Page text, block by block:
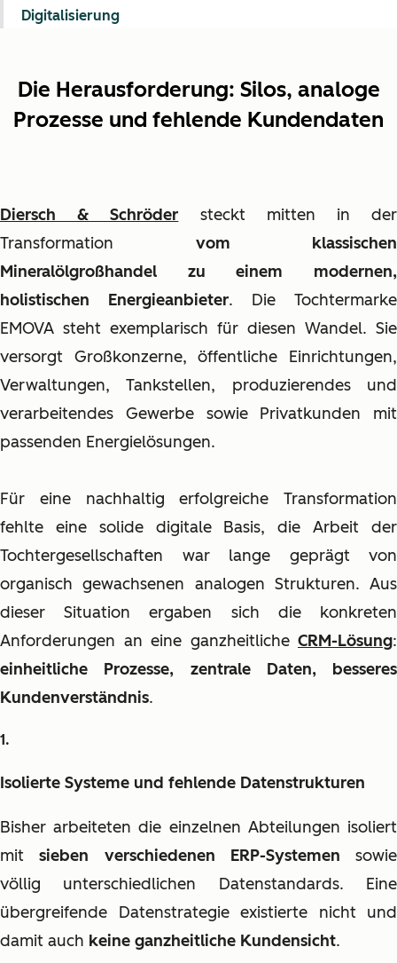
Die Herausforderung: Silos, analoge
Prozesse und fehlende Kundendaten
Diersch & Schröder steckt mitten in der
Transformation vom klassischen
Mineralölgroßhandel zu einem modernen,
holistischen Energieanbieter. Die Tochtermarke
EMOVA steht exemplarisch für diesen Wandel. Sie
versorgt Großkonzerne, öffentliche Einrichtungen,
Verwaltungen, Tankstellen, produzierendes und
verarbeitendes Gewerbe sowie Privatkunden mit
passenden Energielösungen.
Für eine nachhaltig erfolgreiche Transformation
fehlte eine solide digitale Basis, die Arbeit der
Tochtergesellschaften war lange geprägt von
organisch gewachsenen analogen Strukturen. Aus
dieser Situation ergaben sich die konkreten
Anforderungen an eine ganzheitliche CRM-Lösung:
einheitliche Prozesse, zentrale Daten, besseres
Kundenverständnis.
Isolierte Systeme und fehlende Datenstrukturen
Bisher arbeiteten die einzelnen Abteilungen isoliert
mitsieben verschiedenen ERP-Systemen sowie
völlig unterschiedlichen Datenstandards. Eine
übergreifende Datenstrategie existierte nicht und
damit auch keine ganzheitliche Kundensicht.
Digitalisierung